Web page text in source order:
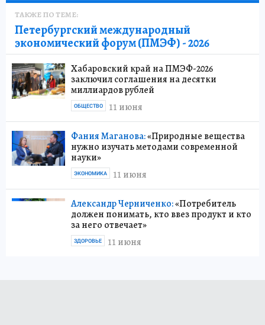
ТАКЖЕ ПО ТЕМЕ:
Петербургский международный
экономический форум (ПМЭФ) - 2026
Хабаровский край на ПМЭФ-2026
заключил соглашения на десятки
миллиардов рублей
11 июня
ОБЩЕСТВО
Фания Маганова:«Природные вещества
нужно изучать методами современной
науки»
11 июня
ЭКОНОМИКА
Александр Черниченко:«Потребитель
должен понимать, кто ввез продукт и кто
за него отвечает»
11 июня
ЗДОРОВЬЕ